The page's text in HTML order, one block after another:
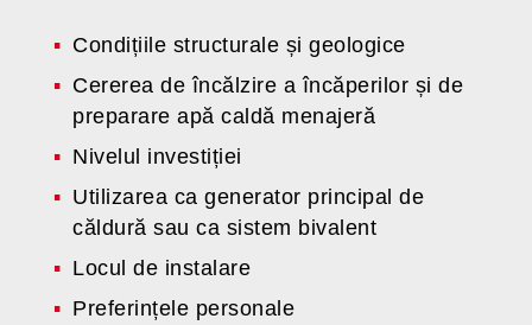
Condițiile structurale și geologice
Cererea de încălzire a încăperilor și de
preparare apă caldă menajeră
Nivelul investiției
Utilizarea ca generator principal de
căldură sau ca sistem bivalent
Locul de instalare
Preferințele personale